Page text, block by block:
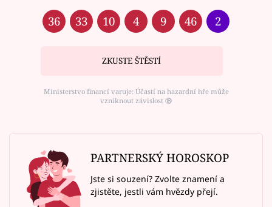
36 33 10 4 9 46 2
ZKUSTE ŠTĚSTÍ
Ministerstvo financí varuje: Účastí na hazardní hře může
vzniknout závislost ⑱
PARTNERSKÝ HOROSKOP
Jste si souzení? Zvolte znamení a
zjistěte, jestli vám hvězdy přejí.